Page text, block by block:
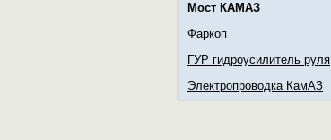
Мост КАМАЗ
Фаркоп
ГУР гидроусилитель руля
Электропроводка КамАЗ